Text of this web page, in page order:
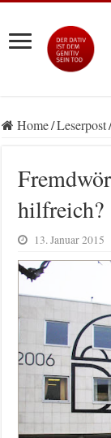
Home/Leserpost
hilfreich?
13. Januar 2015